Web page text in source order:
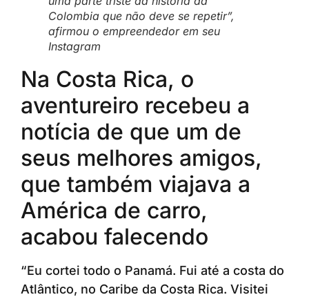
Colombia que não deve se repetir”,
afirmou o empreendedor em seu
Instagram
Na Costa Rica, o
aventureiro recebeu a
notícia de que um de
seus melhores amigos,
que também viajava a
América de carro,
acabou falecendo
“Eu cortei todo o Panamá. Fui até a costa do
Atlântico, no Caribe da Costa Rica. Visitei